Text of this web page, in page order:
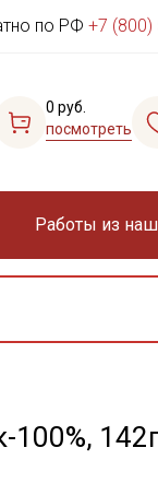
по РФ +7 (800)
0 руб.
посмотреть
Работы из
100%,